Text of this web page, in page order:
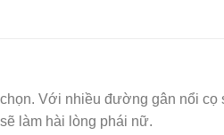
Với nhiều đường gân nổi cọ
làm hài lòng phái nữ.